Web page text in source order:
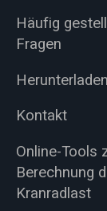
Häufig
Fragen
Herunterladen
Kontakt
Online-Tools
Berechnung
Kranradlast